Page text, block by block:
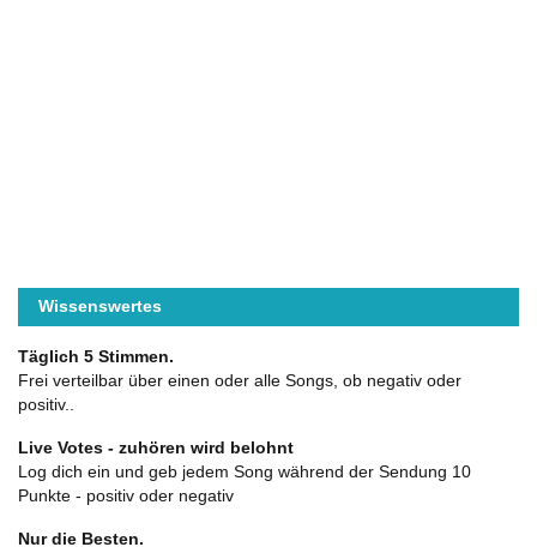
Wissenswertes
Täglich 5 Stimmen.
Frei verteilbar über einen oder alle Songs, ob negativ oder
positiv..
Live Votes - zuhören wird belohnt
Log dich ein und geb jedem Song während der Sendung 10
Punkte - positiv oder negativ
Nur die Besten.